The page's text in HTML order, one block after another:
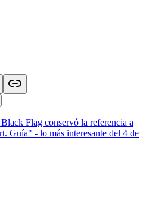
Flag conservó la referencia a
Guía" - lo más interesante del 4 de